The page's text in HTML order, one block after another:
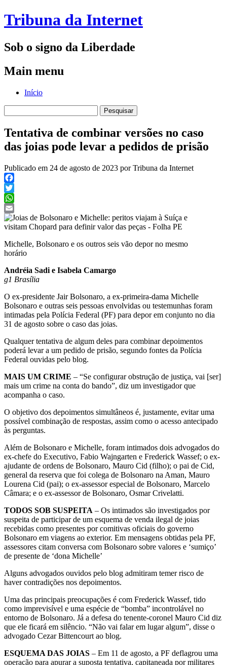
Tribuna da Internet
Sob o signo da Liberdade
Main menu
Skip
Início
por:
Tentativa de combinar versões no caso
das joias pode levar a pedidos de prisão
Publicado em 24 de agosto de 2023 por Tribuna da Internet
Facebook
Twitter
WhatsApp
Email
Michelle, Bolsonaro e os outros seis vão depor no mesmo
horário
Andréia Sadi e Isabela Camargo
g1 Brasília
O ex-presidente Jair Bolsonaro, a ex-primeira-dama Michelle
Bolsonaro e outras seis pessoas envolvidas ou testemunhas foram
intimadas pela Polícia Federal (PF) para depor em conjunto no dia
31 de agosto sobre o caso das joias.
Qualquer tentativa de algum deles para combinar depoimentos
poderá levar a um pedido de prisão, segundo fontes da Polícia
Federal ouvidas pelo blog.
MAIS UM CRIME – “Se configurar obstrução de justiça, vai [ser]
mais um crime na conta do bando”, diz um investigador que
acompanha o caso.
O objetivo dos depoimentos simultâneos é, justamente, evitar uma
possível combinação de respostas, assim como o acesso antecipado
às perguntas.
Além de Bolsonaro e Michelle, foram intimados dois advogados do
ex-chefe do Executivo, Fabio Wajngarten e Frederick Wassef; o ex-
ajudante de ordens de Bolsonaro, Mauro Cid (filho); o pai de Cid,
general da reserva que foi colega de Bolsonaro na Aman, Mauro
Lourena Cid (pai); o ex-assessor especial de Bolsonaro, Marcelo
Câmara; e o ex-assessor de Bolsonaro, Osmar Crivelatti.
TODOS SOB SUSPEITA – Os intimados são investigados por
suspeita de participar de um esquema de venda ilegal de joias
recebidas como presentes por comitivas oficiais do governo
Bolsonaro em viagens ao exterior. Em mensagens obtidas pela PF,
assessores citam conversa com Bolsonaro sobre valores e ‘sumiço’
de presente de ‘dona Michelle’
Alguns advogados ouvidos pelo blog admitiram temer risco de
haver contradições nos depoimentos.
Uma das principais preocupações é com Frederick Wassef, tido
como imprevisível e uma espécie de “bomba” incontrolável no
entorno de Bolsonaro. Já a defesa do tenente-coronel Mauro Cid diz
que ele ficará em silêncio. “Não vai falar em lugar algum”, disse o
advogado Cezar Bittencourt ao blog.
ESQUEMA DAS JOIAS – Em 11 de agosto, a PF deflagrou uma
operação para apurar a suposta tentativa, capitaneada por militares